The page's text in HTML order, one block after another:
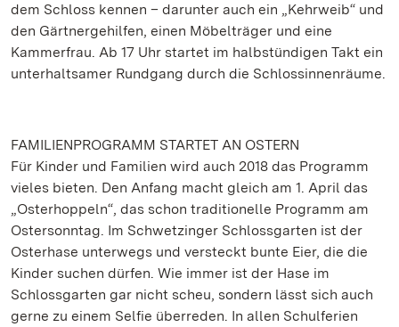
dem Schloss kennen – darunter auch ein „Kehrweib“ und
den Gärtnergehilfen, einen Möbelträger und eine
Kammerfrau. Ab 17 Uhr startet im halbstündigen Takt ein
unterhaltsamer Rundgang durch die Schlossinnenräume.
FAMILIENPROGRAMM STARTET AN OSTERN
Für Kinder und Familien wird auch 2018 das Programm
vieles bieten. Den Anfang macht gleich am 1. April das
„Osterhoppeln“, das schon traditionelle Programm am
Ostersonntag. Im Schwetzinger Schlossgarten ist der
Osterhase unterwegs und versteckt bunte Eier, die die
Kinder suchen dürfen. Wie immer ist der Hase im
Schlossgarten gar nicht scheu, sondern lässt sich auch
gerne zu einem Selfie überreden. In allen Schulferien